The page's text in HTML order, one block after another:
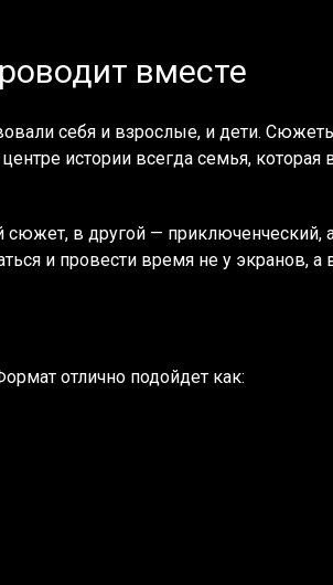
вместе
себя и взрослые, и дети.
истории всегда семья,
сюжет, в другой —
и провести время не у экранов, а
отлично подойдет как: